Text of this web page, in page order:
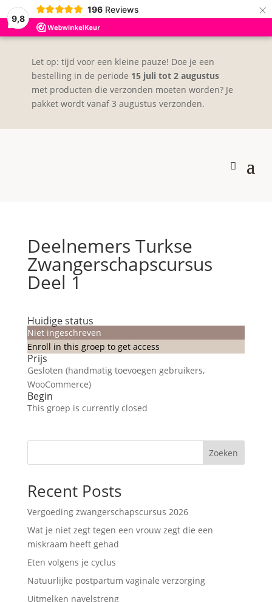
9,8
196 Reviews ×
Let op: tijd voor een kleine pauze! Doe je een
bestelling in de periode 15 juli tot 2 augustus
met producten die verzonden moeten worden? Je
pakket wordt vanaf 3 augustus verzonden.
Deelnemers Turkse
Zwangerschapscursus
Deel 1
Huidige status
Niet ingeschreven
Enroll in this groep to get access
Prijs
Gesloten (handmatig toevoegen gebruikers,
WooCommerce)
Begin
This groep is currently closed
Zoeken
Recent Posts
Vergoeding zwangerschapscursus 2026
Wat je niet zegt tegen een vrouw zegt die een
miskraam heeft gehad
Eten volgens je cyclus
Natuurlijke postpartum vaginale verzorging
Uitmelken navelstreng